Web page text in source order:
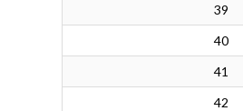
39
40
41
42